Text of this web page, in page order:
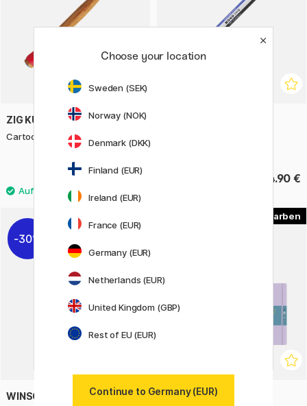
ZIG KURETAKE
Cartoonist Pen Nib Holder
13.90 € 4.90 €
30%
WINSOR & NEWTON LEUCHTTURM1917
Choose your location
Sweden (SEK)
Norway (NOK)
Denmark (DKK)
Finland (EUR)
Ireland (EUR)
France (EUR)
Germany (EUR)
Netherlands (EUR)
United Kingdom (GBP)
Rest of EU (EUR)
Continue to Germany (EUR)